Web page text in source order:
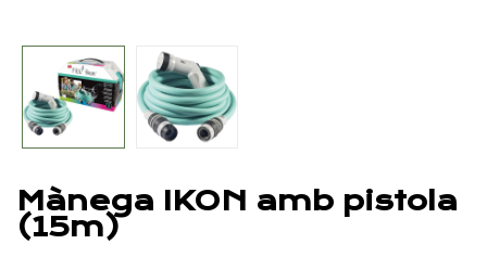
Mànega IKON amb pistola
(15m)